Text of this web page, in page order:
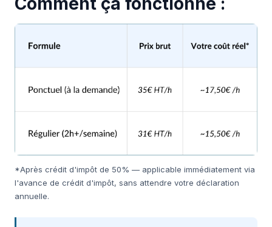
*Après crédit d'impôt de 50% — applicable immédiatement via
l'avance de crédit d'impôt, sans attendre votre déclaration
annuelle.